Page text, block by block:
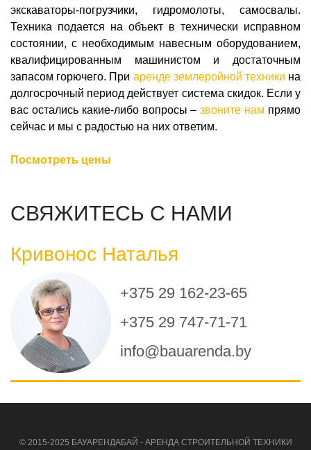
экскаваторы-погрузчики, гидромолоты, самосвалы.
Техника подается на объект в технически исправном
состоянии, с необходимым навесным оборудованием,
квалифицированным машинистом и достаточным
запасом горючего. При аренде землеройной техники на
долгосрочный период действует система скидок. Если у
вас остались какие-либо вопросы –звоните нам прямо
сейчас и мы с радостью на них ответим.
Посмотреть цены
СВЯЖИТЕСЬ С НАМИ
Кривонос Наталья
+375 29 162-23-65
+375 29 747-71-71
info@bauarenda.by
© 2015-2025 БАУАРЕНДАБАЙ - АРЕНДА СТРОИТЕЛЬНОЙ ТЕХНИКИ